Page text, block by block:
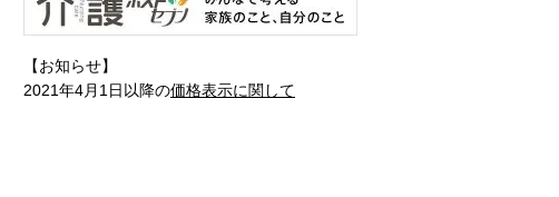
【お知らせ】
2021年4月1日以降の価格表示に関して